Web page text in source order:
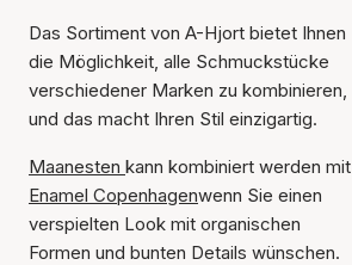
Das Sortiment von A-Hjort bietet Ihnen
die Möglichkeit, alle Schmuckstücke
verschiedener Marken zu kombinieren,
und das macht Ihren Stil einzigartig.
Maanesten kann kombiniert werden mit
Enamel Copenhagenwenn Sie einen
verspielten Look mit organischen
Formen und bunten Details wünschen.